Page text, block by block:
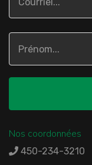
Nos coordonnées
450-234-3210